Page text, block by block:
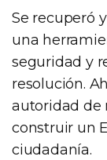
Se recuperó
una
seguridad y
resolución.
autoridad de
construir un
ciudadanía.